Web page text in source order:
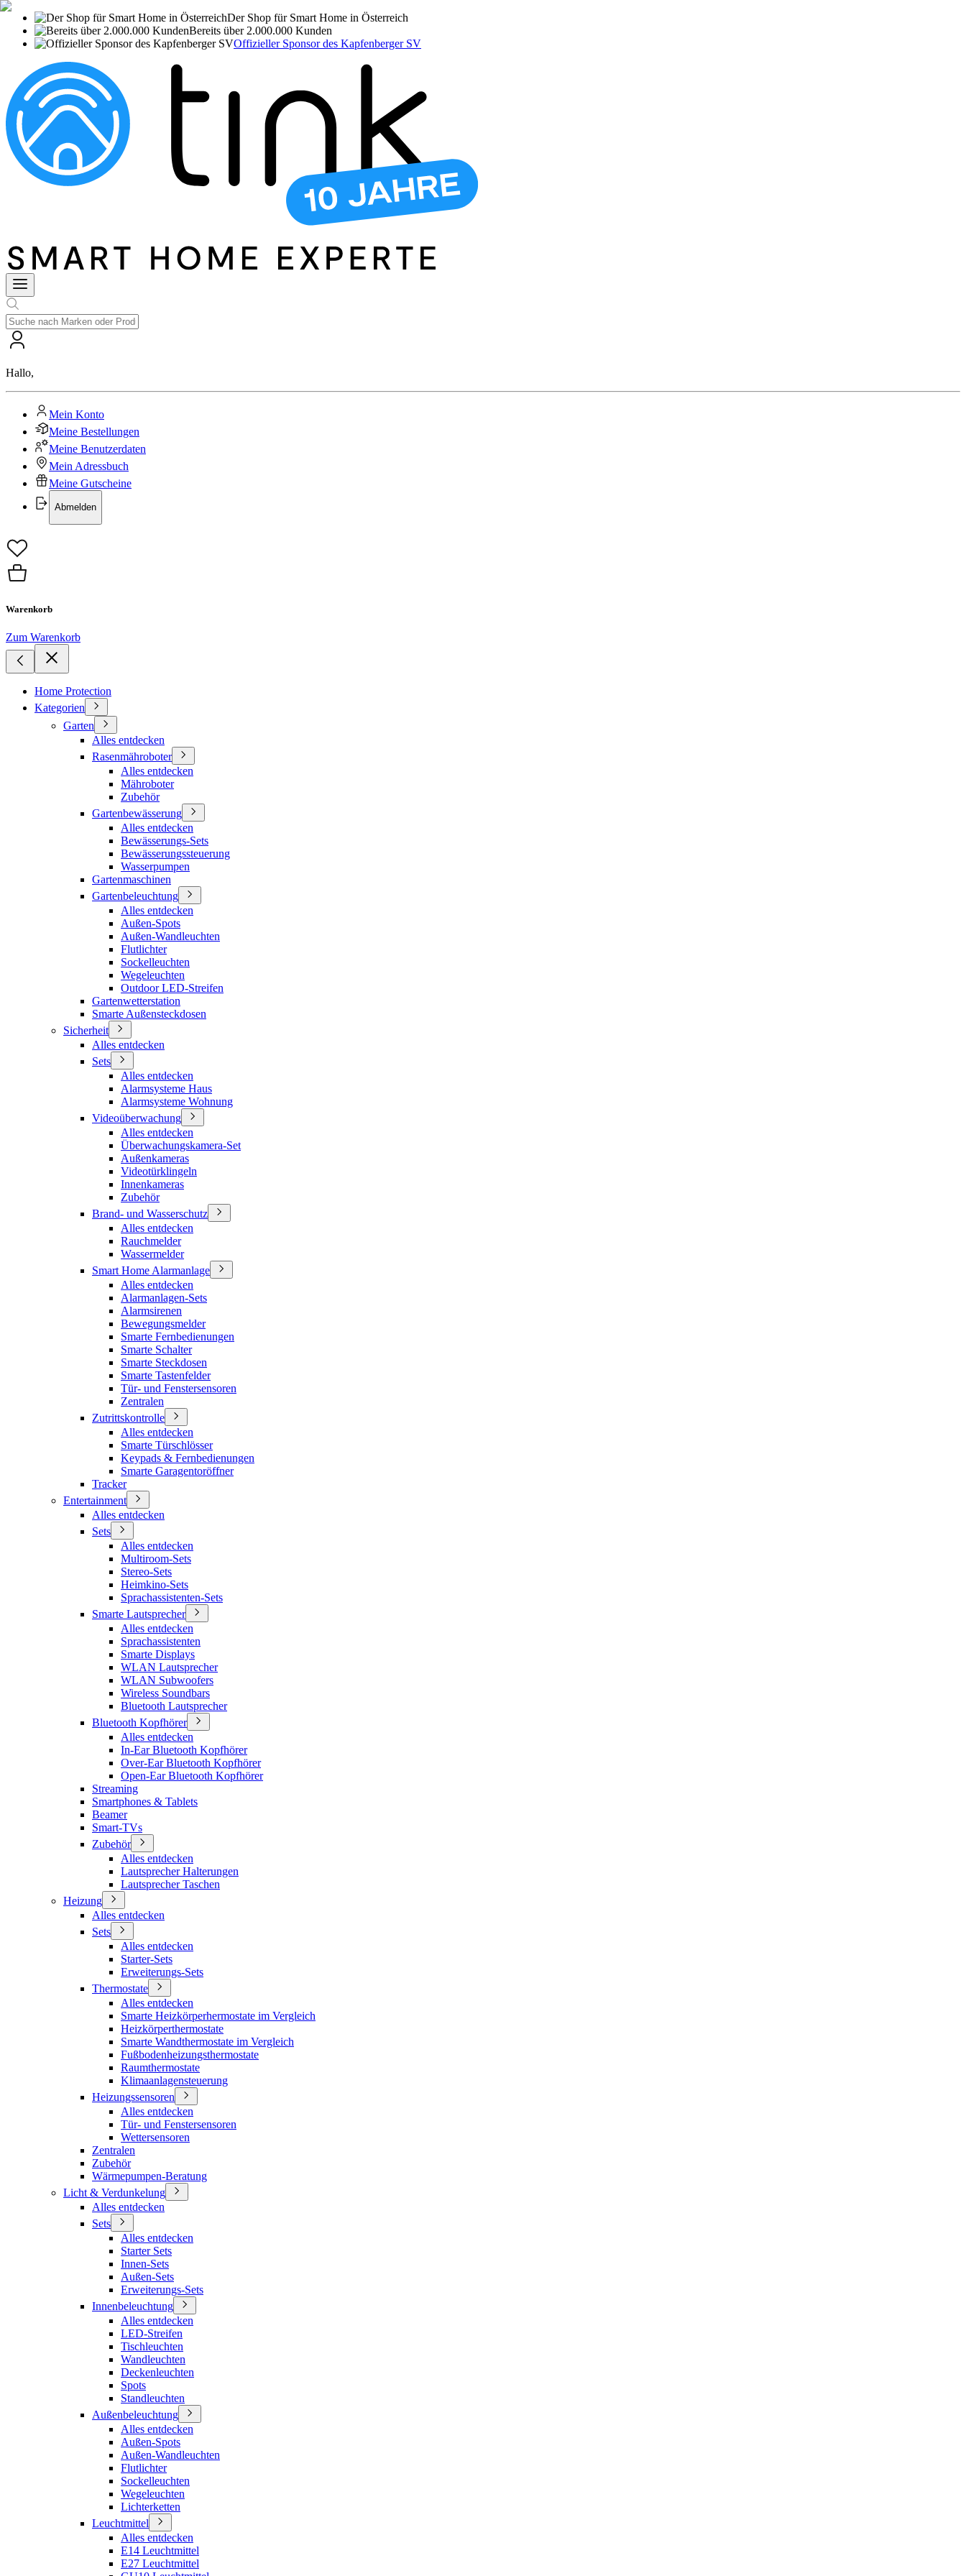
Der Shop für Smart Home in Österreich
Bereits über 2.000.000 Kunden
Offizieller Sponsor des Kapfenberger SV
Hallo,
Mein Konto
Meine Bestellungen
Meine Benutzerdaten
Mein Adressbuch
Meine Gutscheine
Abmelden
Warenkorb
Zum Warenkorb
Home Protection
Kategorien
Garten
Alles entdecken
Rasenmähroboter
Alles entdecken
Mähroboter
Zubehör
Gartenbewässerung
Alles entdecken
Bewässerungs-Sets
Bewässerungssteuerung
Wasserpumpen
Gartenmaschinen
Gartenbeleuchtung
Alles entdecken
Außen-Spots
Außen-Wandleuchten
Flutlichter
Sockelleuchten
Wegeleuchten
Outdoor LED-Streifen
Gartenwetterstation
Smarte Außensteckdosen
Sicherheit
Alles entdecken
Sets
Alles entdecken
Alarmsysteme Haus
Alarmsysteme Wohnung
Videoüberwachung
Alles entdecken
Überwachungskamera-Set
Außenkameras
Videotürklingeln
Innenkameras
Zubehör
Brand- und Wasserschutz
Alles entdecken
Rauchmelder
Wassermelder
Smart Home Alarmanlage
Alles entdecken
Alarmanlagen-Sets
Alarmsirenen
Bewegungsmelder
Smarte Fernbedienungen
Smarte Schalter
Smarte Steckdosen
Smarte Tastenfelder
Tür- und Fenstersensoren
Zentralen
Zutrittskontrolle
Alles entdecken
Smarte Türschlösser
Keypads & Fernbedienungen
Smarte Garagentoröffner
Tracker
Entertainment
Alles entdecken
Sets
Alles entdecken
Multiroom-Sets
Stereo-Sets
Heimkino-Sets
Sprachassistenten-Sets
Smarte Lautsprecher
Alles entdecken
Sprachassistenten
Smarte Displays
WLAN Lautsprecher
WLAN Subwoofers
Wireless Soundbars
Bluetooth Lautsprecher
Bluetooth Kopfhörer
Alles entdecken
In-Ear Bluetooth Kopfhörer
Over-Ear Bluetooth Kopfhörer
Open-Ear Bluetooth Kopfhörer
Streaming
Smartphones & Tablets
Beamer
Smart-TVs
Zubehör
Alles entdecken
Lautsprecher Halterungen
Lautsprecher Taschen
Heizung
Alles entdecken
Sets
Alles entdecken
Starter-Sets
Erweiterungs-Sets
Thermostate
Alles entdecken
Smarte Heizkörperhermostate im Vergleich
Heizkörperthermostate
Smarte Wandthermostate im Vergleich
Fußbodenheizungsthermostate
Raumthermostate
Klimaanlagensteuerung
Heizungssensoren
Alles entdecken
Tür- und Fenstersensoren
Wettersensoren
Zentralen
Zubehör
Wärmepumpen-Beratung
Licht & Verdunkelung
Alles entdecken
Sets
Alles entdecken
Starter Sets
Innen-Sets
Außen-Sets
Erweiterungs-Sets
Innenbeleuchtung
Alles entdecken
LED-Streifen
Tischleuchten
Wandleuchten
Deckenleuchten
Spots
Standleuchten
Außenbeleuchtung
Alles entdecken
Außen-Spots
Außen-Wandleuchten
Flutlichter
Sockelleuchten
Wegeleuchten
Lichterketten
Leuchtmittel
Alles entdecken
E14 Leuchtmittel
E27 Leuchtmittel